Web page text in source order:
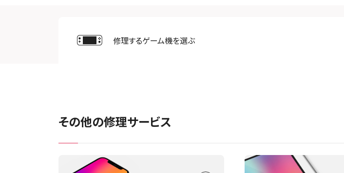
修理するゲーム機を選ぶ
その他の修理サービス